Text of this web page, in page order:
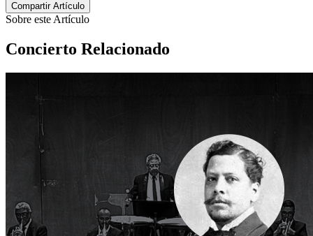
Compartir Artículo
Sobre este Artículo
Concierto Relacionado